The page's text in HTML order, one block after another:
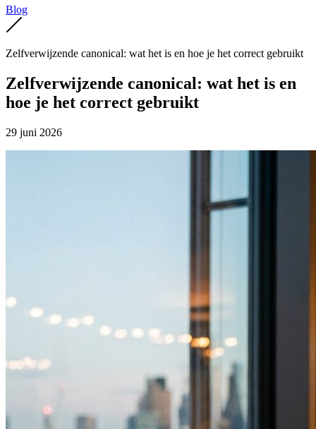
Blog
Zelfverwijzende canonical: wat het is en hoe je het correct gebruikt
Zelfverwijzende canonical: wat het is en
hoe je het correct gebruikt
29 juni 2026